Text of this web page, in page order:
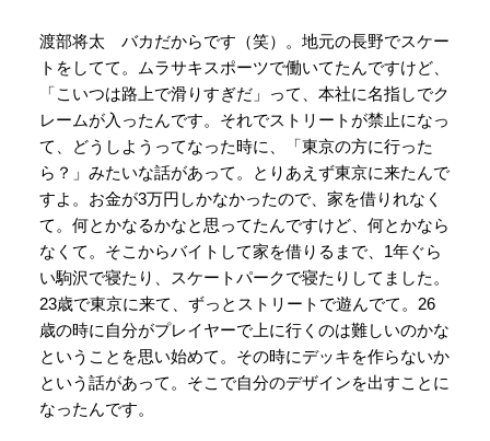
渡部将太 バカだからです（笑）。地元の長野でスケー
トをしてて。ムラサキスポーツで働いてたんですけど、
「こいつは路上で滑りすぎだ」って、本社に名指しでク
レームが入ったんです。それでストリートが禁止になっ
て、どうしようってなった時に、「東京の方に行った
ら？」みたいな話があって。とりあえず東京に来たんで
すよ。お金が3万円しかなかったので、家を借りれなく
て。何とかなるかなと思ってたんですけど、何とかなら
なくて。そこからバイトして家を借りるまで、1年ぐら
い駒沢で寝たり、スケートパークで寝たりしてました。
23歳で東京に来て、ずっとストリートで遊んでて。26
歳の時に自分がプレイヤーで上に行くのは難しいのかな
ということを思い始めて。その時にデッキを作らないか
という話があって。そこで自分のデザインを出すことに
なったんです。